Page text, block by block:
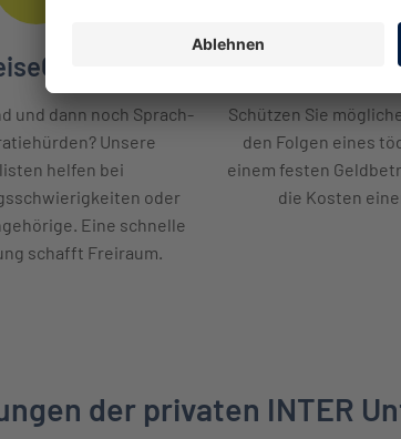
und dann noch Sprach-
Unsere
helfen bei
oder
Eine schnelle
schafft Freiraum.
Schützen Sie
den Folgen eines
einem festen
die Kosten
der privaten INTER